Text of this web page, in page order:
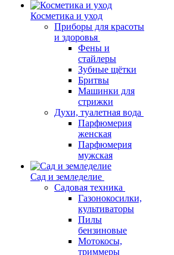
Косметика и уход
Приборы для красоты
и здоровья
Фены и
стайлеры
Зубные щётки
Бритвы
Машинки для
стрижки
Духи, туалетная вода
Парфюмерия
женская
Парфюмерия
мужская
Сад и земледелие
Садовая техника
Газонокосилки,
культиваторы
Пилы
бензиновые
Мотокосы,
триммеры